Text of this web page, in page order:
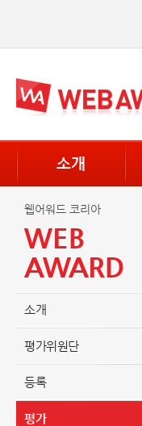
소개
웹어워드 코리아
WEB
AWARD
소개
평가위원단
등록
평가